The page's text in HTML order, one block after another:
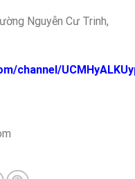
Nguyễn Cư Trinh,
channel/